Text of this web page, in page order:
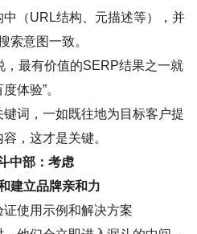
（URL结构、元描述等），并
索意图一致。
，最有价值的SERP结果之一就
度体验”。
词，一如既往地为目标客户提
，这才是关键。
中部：考虑
建立品牌亲和力
使用示例和解决方案